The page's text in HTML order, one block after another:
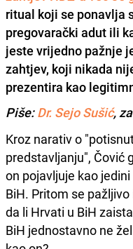
ritual koji se ponavlja
pregovarački adut ili
jeste vrijedno pažnje
zahtjev, koji nikada
prezentira kao
Piše:Dr. Sejo Sušić,
Kroz narativ o
predstavljanju", Čović
on pojavljuje kao
BiH. Pritom se
da li Hrvati u BiH
BiH jednostavno ne